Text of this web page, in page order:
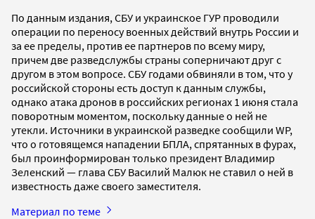
По данным издания, СБУ и украинское ГУР проводили
операции по переносу военных действий внутрь России и
за ее пределы, против ее партнеров по всему миру,
причем две разведслужбы страны соперничают друг с
другом в этом вопросе. СБУ годами обвиняли в том, что у
российской стороны есть доступ к данным службы,
однако атака дронов в российских регионах 1 июня стала
поворотным моментом, поскольку данные о ней не
утекли. Источники в украинской разведке сообщили WP,
что о готовящемся нападении БПЛА, спрятанных в фурах,
был проинформирован только президент Владимир
Зеленский — глава СБУ Василий Малюк не ставил о ней в
известность даже своего заместителя.
Материал по теме